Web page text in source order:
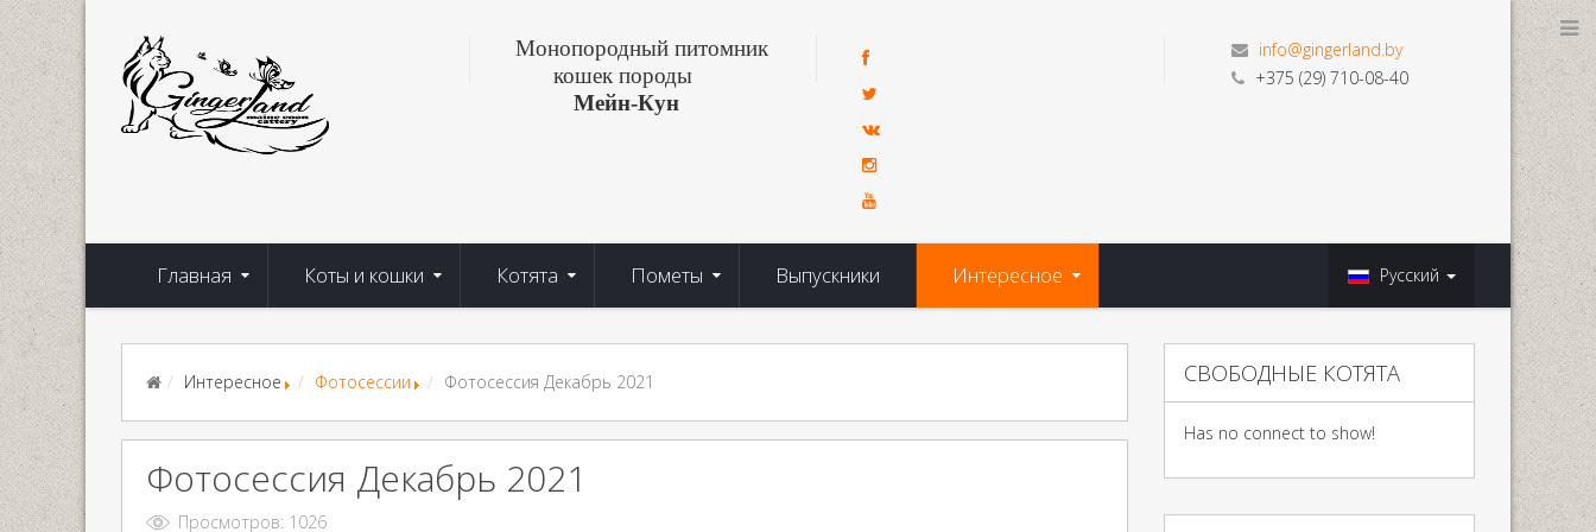
Монопородный питомник
кошек породы
Мейн-Кун
info@gingerland.by
+375 (29) 710-08-40
Главная Коты и кошки Котята Пометы Выпускники Интересное Русский
Интересное Фотосессии Фотосессия Декабрь 2021
Фотосессия Декабрь 2021
Просмотров: 1026
СВОБОДНЫЕ КОТЯТА
Has no connect to show!